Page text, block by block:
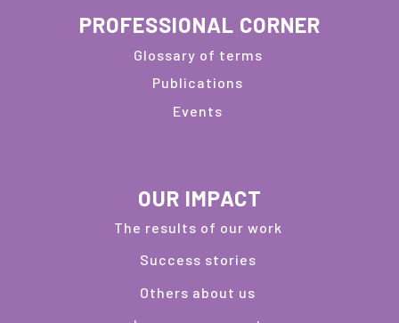
PROFESSIONAL CORNER
Glossary of terms
Publications
Events
OUR IMPACT
The results of our work
Success stories
Others about us